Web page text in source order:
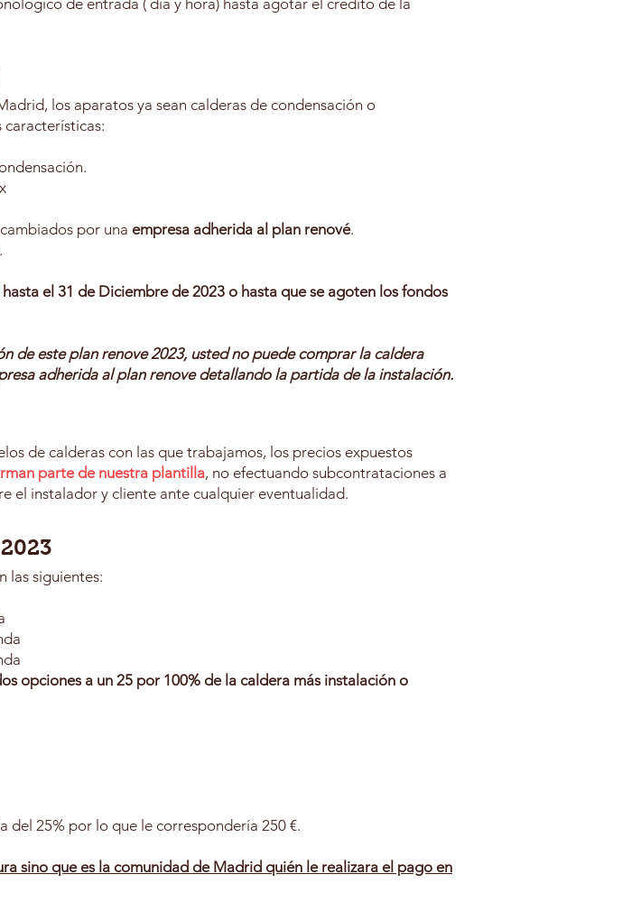
los aparatos ya sean calderas de condensación o
características:
por una empresa adherida al plan renové.
el 31 de Diciembre de 2023 o hasta que se agoten los fondos
de este plan renove 2023, usted no puede comprar la caldera
adherida al plan renove detallando la partida de la instalación.
de calderas con las que trabajamos, los precios expuestos
parte de nuestra plantilla, no efectuando subcontrataciones a
el instalador y cliente ante cualquier eventualidad.
las siguientes:
opciones a un 25 por 100% de la caldera más instalación o
del 25% por lo que le correspondería 250 €.
sino que es la comunidad de Madrid quién le realizara el pago en